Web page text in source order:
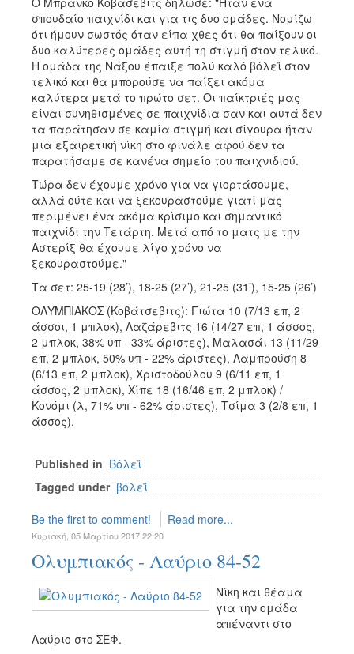
σπουδαίο παιχνίδι και για τις δυο ομάδες. Νομίζω
ότι ήμουν σωστός όταν είπα χθες ότι θα παίξουν οι
δυο καλύτερες ομάδες αυτή τη στιγμή στον τελικό.
Η ομάδα της Νάξου έπαιξε πολύ καλό βόλεϊ στον
τελικό και θα μπορούσε να παίξει ακόμα
καλύτερα μετά το πρώτο σετ. Οι παίκτριές μας
είναι συνηθισμένες σε παιχνίδια σαν και αυτά δεν
τα παράτησαν σε καμία στιγμή και σίγουρα ήταν
μια εξαιρετική νίκη στο φινάλε αφού δεν τα
παρατήσαμε σε κανένα σημείο του παιχνιδιού.
Τώρα δεν έχουμε χρόνο για να γιορτάσουμε,
αλλά ούτε και να ξεκουραστούμε γιατί μας
περιμένει ένα ακόμα κρίσιμο και σημαντικό
παιχνίδι την Τετάρτη. Μετά από το ματς με την
Αστερίξ θα έχουμε λίγο χρόνο να
ξεκουραστούμε."
Τα σετ: 25-19 (28’), 18-25 (27’), 21-25 (31’), 15-25 (26’)
ΟΛΥΜΠΙΑΚΟΣ (Κοβάτσεβιτς): Γιώτα 10 (7/13 επ, 2
άσσοι, 1 μπλοκ), Λαζάρεβιτς 16 (14/27 επ, 1 άσσος,
2 μπλοκ, 38% υπ - 33% άριστες), Μαλασάι 13 (11/29
επ, 2 μπλοκ, 50% υπ - 22% άριστες), Λαμπρούση 8
(6/13 επ, 2 μπλοκ), Χριστοδούλου 9 (6/11 επ, 1
άσσος, 2 μπλοκ), Χίπε 18 (16/46 επ, 2 μπλοκ) /
Κονόμι (λ, 71% υπ - 62% άριστες), Τσίμα 3 (2/8 επ, 1
άσσος).
Published in Βόλεϊ
Tagged under βόλεϊ
Be the first to comment! Read more...
Κυριακή, 05 Μαρτίου 2017 22:20
Ολυμπιακός - Λαύριο 84-52
Νίκη και θέαμα
για την ομάδα
απέναντι στο
Λαύριο στο ΣΕΦ.